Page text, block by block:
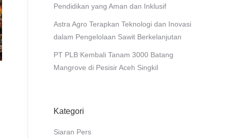
Pendidikan yang Aman dan Inklusif
Astra Agro Terapkan Teknologi dan Inovasi
dalam Pengelolaan Sawit Berkelanjutan
PT PLB Kembali Tanam 3000 Batang
Mangrove di Pesisir Aceh Singkil
Kategori
Siaran Pers